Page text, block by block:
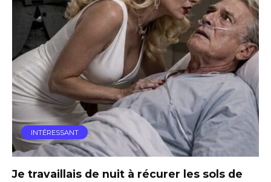
INTÉRESSANT
Je travaillais de nuit à récurer les sols de